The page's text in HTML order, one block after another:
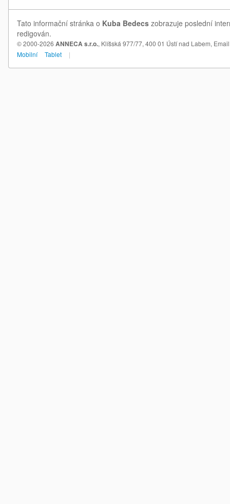
Tato informační stránka o Kuba Bedecs zobrazuje poslední
redigován.
© 2000-2026 ANNECA s.r.o., Klíšská 977/77, 400 01 Ústí nad Labem,
Mobilní
Tablet |